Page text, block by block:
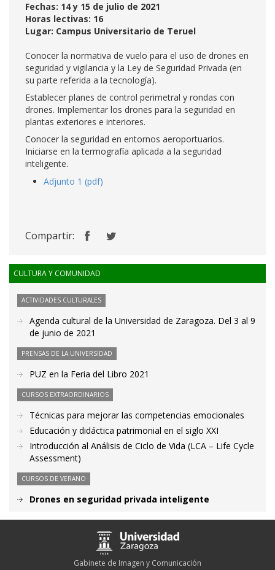
Fechas: 14 y 15 de julio de 2021
Horas lectivas: 16
Lugar: Campus Universitario de Teruel
Conocer la normativa de vuelo para el uso de drones en
seguridad y vigilancia y la Ley de Seguridad Privada (en
su parte referida a la tecnología).
Establecer planes de control perimetral y rondas con
drones. Implementar los drones para la seguridad en
plantas exteriores e interiores.
Conocer la seguridad en entornos aeroportuarios.
Iniciarse en la termografía aplicada a la seguridad
inteligente.
Adjunto 1 (pdf)
Compartir:
CULTURA Y COMUNIDAD
ACTIVIDADES CULTURALES
Agenda cultural de la Universidad de Zaragoza. Del 3 al 9
de junio de 2021
PRENSAS DE LA UNIVERSIDAD
PUZ en la Feria del Libro 2021
CURSOS EXTRAORDINARIOS
Técnicas para mejorar las competencias emocionales
Educación y didáctica patrimonial en el siglo XXI
Introducción al Análisis de Ciclo de Vida (LCA – Life Cycle
Assessment)
CURSOS DE VERANO
Drones en seguridad privada inteligente
Gabinete de Imagen y Comunicación